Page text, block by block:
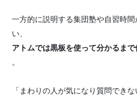
一方的に説明する集団塾や自習時
い、
アトムでは黒板を使って分かるま
。
「まわりの人が気になり質問でき